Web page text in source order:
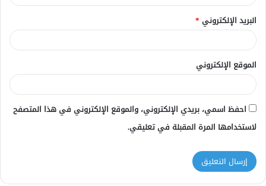
البريد الإلكتروني *
الموقع الإلكتروني
احفظ اسمي، بريدي الإلكتروني، والموقع الإلكتروني في هذا المتصفح
لاستخدامها المرة المقبلة في تعليقي.